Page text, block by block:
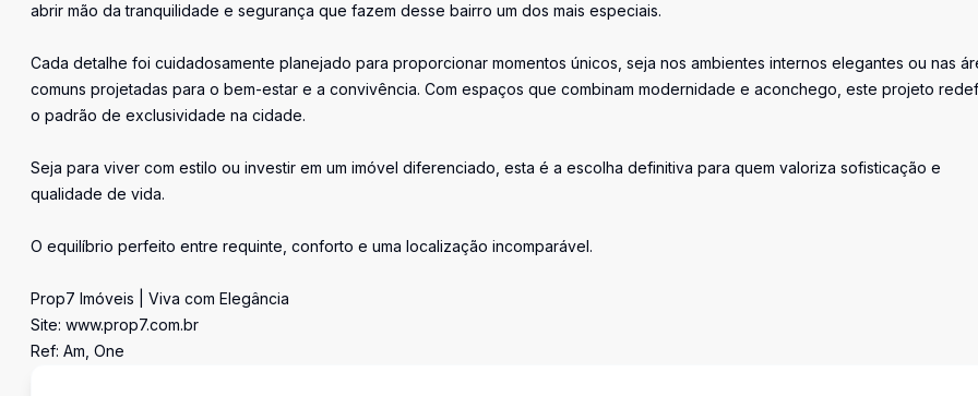
abrir mão da tranquilidade e segurança que fazem desse bairro um dos mais especiais.
Cada detalhe foi cuidadosamente planejado para proporcionar momentos únicos, seja nos ambientes internos elegantes ou nas
comuns projetadas para o bem-estar e a convivência. Com espaços que combinam modernidade e aconchego, este projeto
o padrão de exclusividade na cidade.
Seja para viver com estilo ou investir em um imóvel diferenciado, esta é a escolha definitiva para quem valoriza sofisticação e
qualidade de vida.
O equilíbrio perfeito entre requinte, conforto e uma localização incomparável.
Prop7 Imóveis | Viva com Elegância
Site: www.prop7.com.br
Ref: Am, One